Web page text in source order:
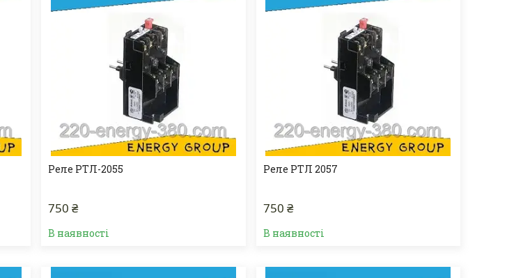
Реле РТЛ-2055
750 ₴
В наявності
Реле РТЛ 2057
750 ₴
В наявності